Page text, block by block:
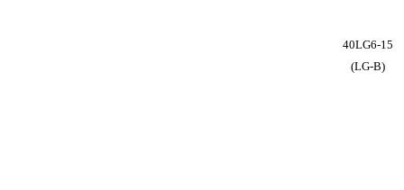
40LG6-15
(LG-B)